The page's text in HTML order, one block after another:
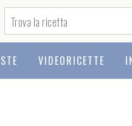
VIDEORICETTE